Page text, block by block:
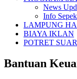
News
Info
LAMPUNG
BIAYA IKLAN
POTRET
Bantuan